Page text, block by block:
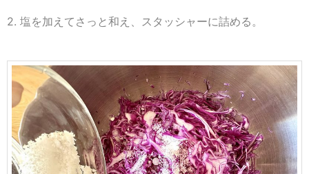
2. 塩を加えてさっと和え、スタッシャーに詰める。